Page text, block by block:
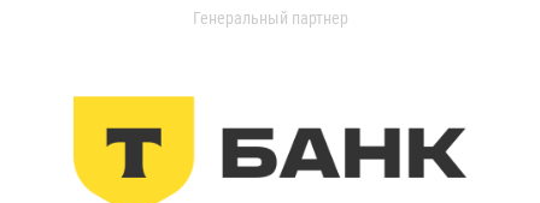
Генеральный партнер